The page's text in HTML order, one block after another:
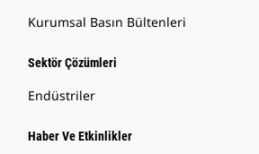
Kurumsal Basın Bültenleri
Sektör Çözümleri
Endüstriler
Haber Ve Etkinlikler